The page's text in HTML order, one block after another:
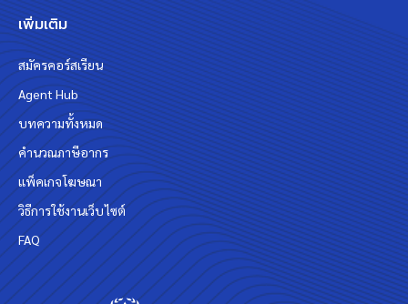
เพิ่มเติม
สมัครคอร์สเรียน
Agent Hub
บทความทั้งหมด
คำนวณภาษีอากร
แพ็คเกจโฆษณา
วิธีการใช้งานเว็บไซต์
FAQ